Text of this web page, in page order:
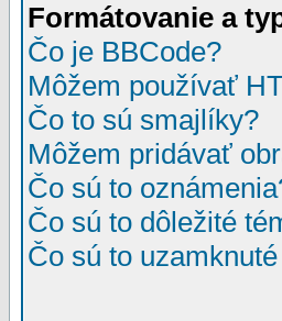
Formátovanie a
Čo je BBCode?
Môžem používať
Čo to sú smajlíky?
Môžem pridávať
Čo sú to
Čo sú to dôležité
Čo sú to